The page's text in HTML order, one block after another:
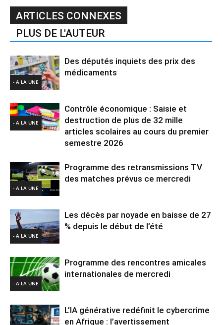
ARTICLES CONNEXES
PLUS DE L'AUTEUR
- A LA UNE
Des députés inquiets des prix des
médicaments
- A LA UNE
Contrôle économique : Saisie et
destruction de plus de 32 mille
articles scolaires au cours du premier
semestre 2026
- A LA UNE
Programme des retransmissions TV
des matches prévus ce mercredi
- A LA UNE
Les décès par noyade en baisse de 27
% depuis le début de l’été
- A LA UNE
Programme des rencontres amicales
internationales de mercredi
L’IA générative redéfinit le cybercrime
en Afrique : l’avertissement